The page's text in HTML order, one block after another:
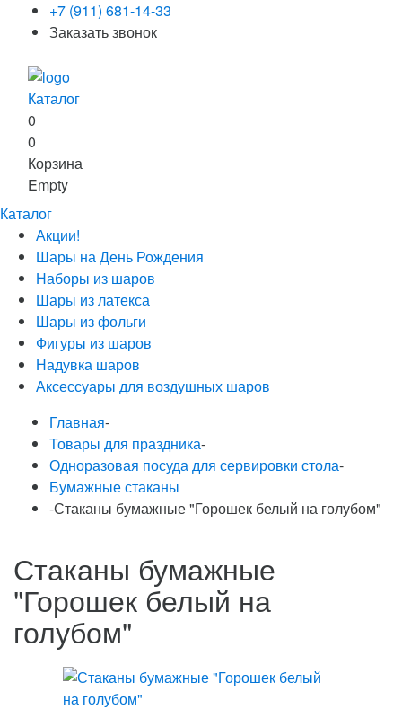
+7 (911) 681-14-33
Заказать звонок
Каталог
0
0
Корзина
Empty
Каталог
Акции!
Шары на День Рождения
Наборы из шаров
Шары из латекса
Шары из фольги
Фигуры из шаров
Надувка шаров
Аксессуары для воздушных шаров
Главная-
Товары для праздника-
Одноразовая посуда для сервировки стола-
Бумажные стаканы
-Стаканы бумажные "Горошек белый на голубом"
Стаканы бумажные
"Горошек белый на
голубом"